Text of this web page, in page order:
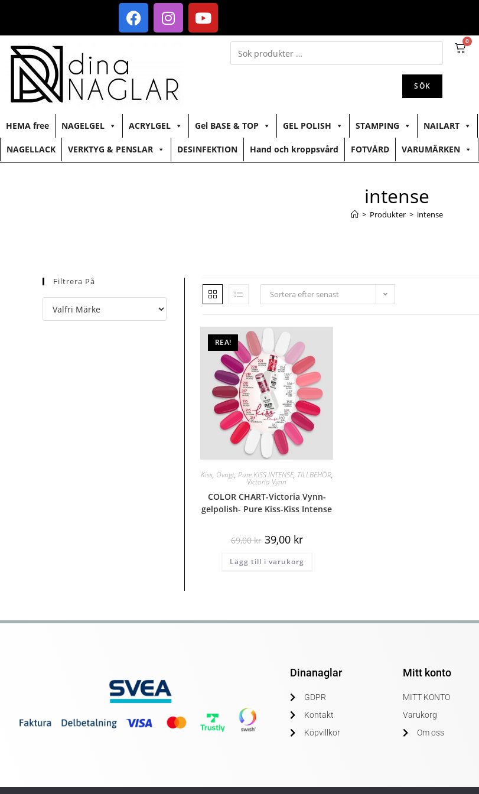
SÖK
0
HEMA free NAGELGEL ACRYLGEL Gel BASE & TOP GEL POLISH STAMPING NAILART
NAGELLACK VERKTYG & PENSLAR DESINFEKTION Hand och kroppsvård FOTVÅRD VARUMÄRKEN
intense
> Produkter > intense
Filtrera På
Sortera efter senast
REA!
Kiss, Övrigt, Pure KISS INTENSE, TILLBEHÖR,
Victoria Vynn
COLOR CHART-Victoria Vynn-
gelpolish- Pure Kiss-Kiss Intense
69,00kr 39,00 kr
Lägg till i varukorg
Dinanaglar
GDPR
Kontakt
Köpvillkor
Mitt konto
MITT KONTO
Varukorg
Om oss